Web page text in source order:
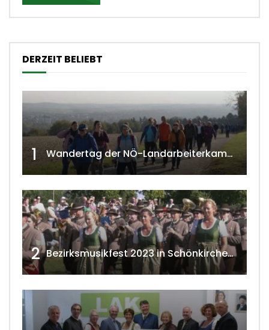
DERZEIT BELIEBT
1 Wandertag der NÖ-Landarbeiterkammer in Hollabrunn 2024
2 Bezirksmusikfest 2023 in Schönkirchen-Reyersdorf